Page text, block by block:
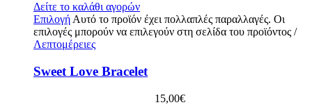
Δείτε το καλάθι αγορών
Επιλογή Αυτό το προϊόν έχει πολλαπλές παραλλαγές. Οι
επιλογές μπορούν να επιλεγούν στη σελίδα του προϊόντος /
Λεπτομέρειες
Sweet Love Bracelet
15,00€